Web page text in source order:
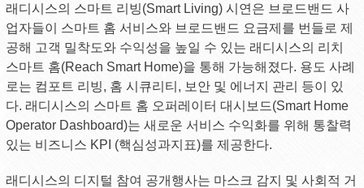
래디시스의 스마트 리빙(Smart Living) 시연은 브로드밴드 사
업자들이 스마트 홈 서비스와 브로드밴드 요금제를 번들로 제
공해 고객 밀착도와 수익성을 높일 수 있는 래디시스의 리치
스마트 홈(Reach Smart Home)을 통해 가능해졌다. 용도 사례
로는 컴포트 리빙, 홈 시큐리티, 보안 및 에너지 관리 등이 있
다. 래디시스의 스마트 홈 오퍼레이터 대시보드(Smart Home
Operator Dashboard)는 새로운 서비스 수익화를 위해 통찰력
있는 비즈니스 KPI (핵심성과지표)를 제공한다.
래디시스의 디지털 참여 공개행사는 마스크 감지 및 사회적 거